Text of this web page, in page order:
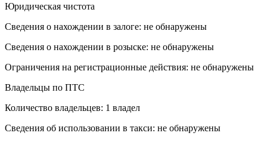
Юридическая чистота
Сведения о нахождении в залоге: не обнаружены
Сведения о нахождении в розыске: не обнаружены
Ограничения на регистрационные действия: не обнаружены
Владельцы по ПТС
Количество владельцев: 1 владел
Сведения об использовании в такси: не обнаружены